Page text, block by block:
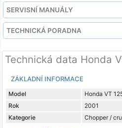
SERVISNÍ MANUÁLY
TECHNICKÁ PORADNA
Technická data Honda
ZÁKLADNÍ INFORMACE
Model
Honda VT
Rok
2001
Kategorie
Chopper /